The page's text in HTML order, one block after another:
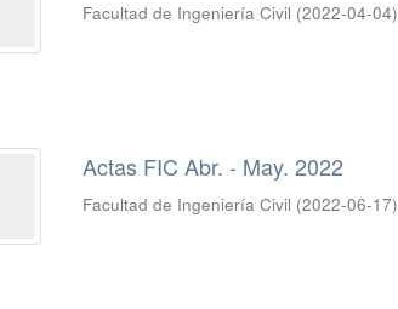
Facultad de Ingeniería Civil (2022-04-04)
Actas FIC Abr. - May. 2022
Facultad de Ingeniería Civil (2022-06-17)